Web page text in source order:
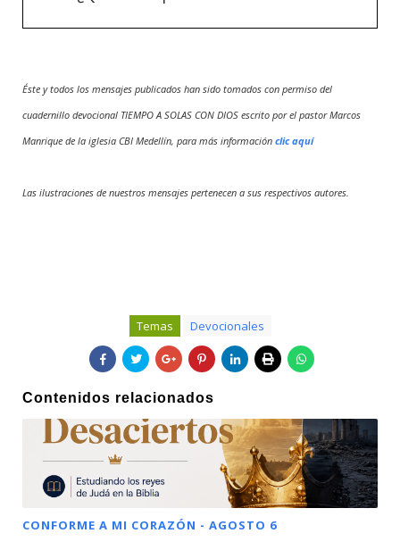
Éste y todos los mensajes publicados han sido tomados con permiso del
cuadernillo devocional TIEMPO A SOLAS CON DIOS escrito por el pastor Marcos
Manrique de la iglesia CBI Medellín, para más información clic aquí
Las ilustraciones de nuestros mensajes pertenecen a sus respectivos autores.
Temas Devocionales
Contenidos relacionados
CONFORME A MI CORAZÓN - AGOSTO 6